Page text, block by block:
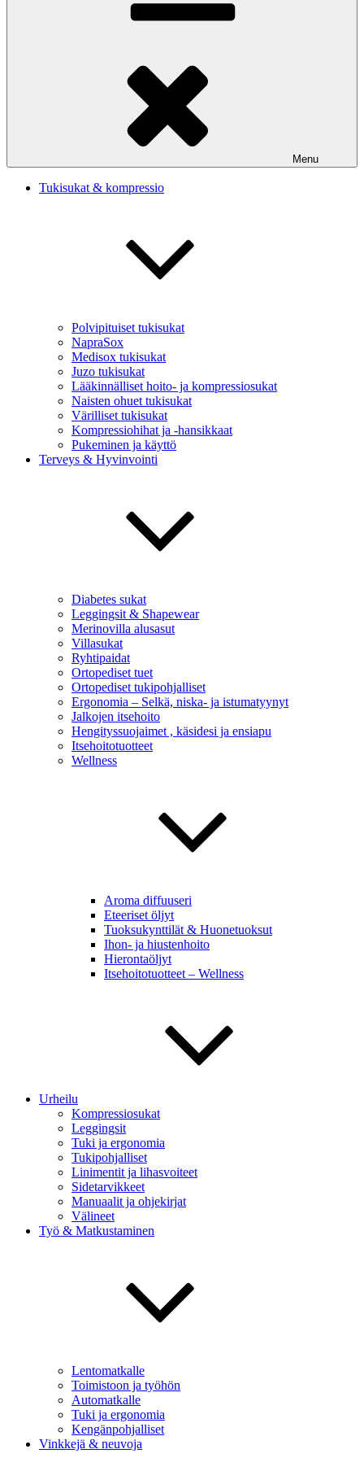
Menu
Tukisukat & kompressio
Polvipituiset tukisukat
NapraSox
Medisox tukisukat
Juzo tukisukat
Lääkinnälliset hoito- ja kompressiosukat
Naisten ohuet tukisukat
Värilliset tukisukat
Kompressiohihat ja -hansikkaat
Pukeminen ja käyttö
Terveys & Hyvinvointi
Diabetes sukat
Leggingsit & Shapewear
Merinovilla alusasut
Villasukat
Ryhtipaidat
Ortopediset tuet
Ortopediset tukipohjalliset
Ergonomia – Selkä, niska- ja istumatyynyt
Jalkojen itsehoito
Hengityssuojaimet , käsidesi ja ensiapu
Itsehoitotuotteet
Wellness
Aroma diffuuseri
Eteeriset öljyt
Tuoksukynttilät & Huonetuoksut
Ihon- ja hiustenhoito
Hierontaöljyt
Itsehoitotuotteet – Wellness
Urheilu
Kompressiosukat
Leggingsit
Tuki ja ergonomia
Tukipohjalliset
Linimentit ja lihasvoiteet
Sidetarvikkeet
Manuaalit ja ohjekirjat
Välineet
Työ & Matkustaminen
Lentomatkalle
Toimistoon ja työhön
Automatkalle
Tuki ja ergonomia
Kengänpohjalliset
Vinkkejä & neuvoja